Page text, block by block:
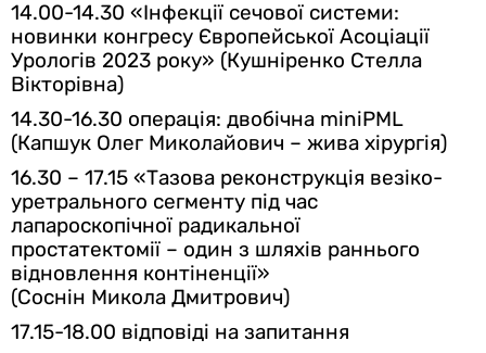
14.00-14.30 «Інфекції сечової системи:
новинки конгресу Європейської Асоціації
Урологів 2023 року» (Кушніренко Стелла
Вікторівна)
14.30-16.30 операція: двобічна miniPML
(Капшук Олег Миколайович – жива хірургія)
16.30 – 17.15 «Тазова реконструкція везіко-
уретрального сегменту під час
лапароскопічної радикальної
простатектомії – один з шляхів раннього
відновлення контіненції»
(Соснін Микола Дмитрович)
17.15-18.00 відповіді на запитання